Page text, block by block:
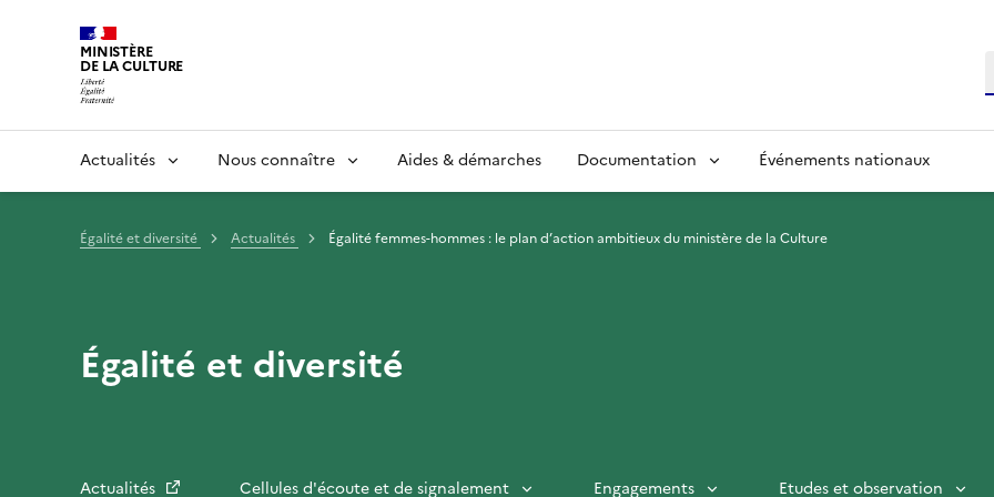
MINISTÈRE
DE LA CULTURE
Actualités Nous connaître Aides & démarches Documentation Événements nationaux
Égalité et diversité Actualités Égalité femmes-hommes : le plan d’action ambitieux du ministère de la Culture
Égalité et diversité
Actualités Cellules d'écoute et de signalement Engagements Etudes et observation